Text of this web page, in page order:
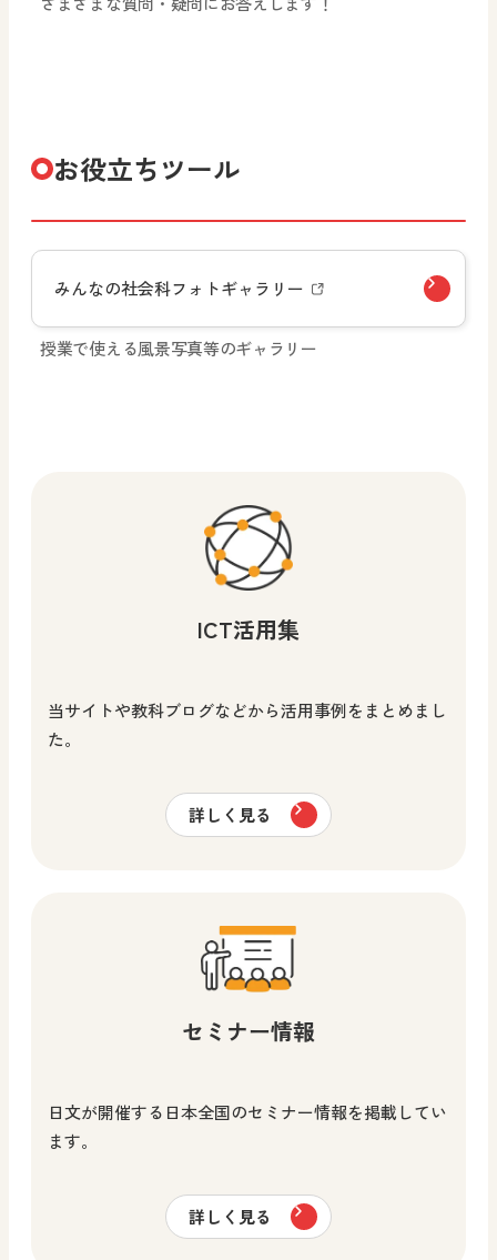
お役立ちツール
みんなの社会科フォトギャラリー
授業で使える風景写真等のギャラリー
ICT活用集
当サイトや教科ブログなどから活用事例をまとめまし
た。
詳しく見る
セミナー情報
日文が開催する日本全国のセミナー情報を掲載してい
ます。
詳しく見る